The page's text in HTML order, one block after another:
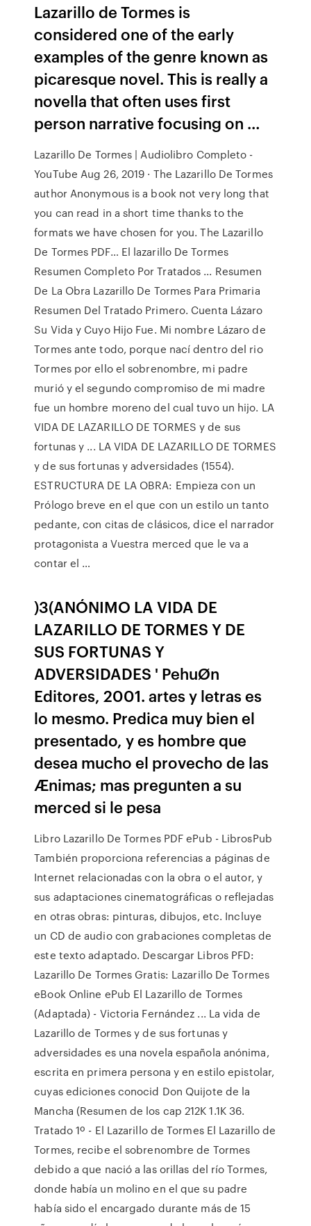
Lazarillo de Tormes is
considered one of the early
examples of the genre known as
picaresque novel. This is really a
novella that often uses first
person narrative focusing on …
Lazarillo De Tormes | Audiolibro Completo -
YouTube Aug 26, 2019 · The Lazarillo De Tormes
author Anonymous is a book not very long that
you can read in a short time thanks to the
formats we have chosen for you. The Lazarillo
De Tormes PDF… El lazarillo De Tormes
Resumen Completo Por Tratados ... Resumen
De La Obra Lazarillo De Tormes Para Primaria
Resumen Del Tratado Primero. Cuenta Lázaro
Su Vida y Cuyo Hijo Fue. Mi nombre Lázaro de
Tormes ante todo, porque nací dentro del rio
Tormes por ello el sobrenombre, mi padre
murió y el segundo compromiso de mi madre
fue un hombre moreno del cual tuvo un hijo. LA
VIDA DE LAZARILLO DE TORMES y de sus
fortunas y ... LA VIDA DE LAZARILLO DE TORMES
y de sus fortunas y adversidades (1554).
ESTRUCTURA DE LA OBRA: Empieza con un
Prólogo breve en el que con un estilo un tanto
pedante, con citas de clásicos, dice el narrador
protagonista a Vuestra merced que le va a
contar el …
)3(ANÓNIMO LA VIDA DE
LAZARILLO DE TORMES Y DE
SUS FORTUNAS Y
ADVERSIDADES ' PehuØn
Editores, 2001. artes y letras es
lo mesmo. Predica muy bien el
presentado, y es hombre que
desea mucho el provecho de las
Ænimas; mas pregunten a su
merced si le pesa
Libro Lazarillo De Tormes PDF ePub - LibrosPub
También proporciona referencias a páginas de
Internet relacionadas con la obra o el autor, y
sus adaptaciones cinematográficas o reflejadas
en otras obras: pinturas, dibujos, etc. Incluye
un CD de audio con grabaciones completas de
este texto adaptado. Descargar Libros PFD:
Lazarillo De Tormes Gratis: Lazarillo De Tormes
eBook Online ePub El Lazarillo de Tormes
(Adaptada) - Victoria Fernández ... La vida de
Lazarillo de Tormes y de sus fortunas y
adversidades es una novela española anónima,
escrita en primera persona y en estilo epistolar,
cuyas ediciones conocid Don Quijote de la
Mancha (Resumen de los cap 212K 1.1K 36.
Tratado 1º - El Lazarillo de Tormes El Lazarillo de
Tormes, recibe el sobrenombre de Tormes
debido a que nació a las orillas del río Tormes,
donde había un molino en el que su padre
había sido el encargado durante más de 15